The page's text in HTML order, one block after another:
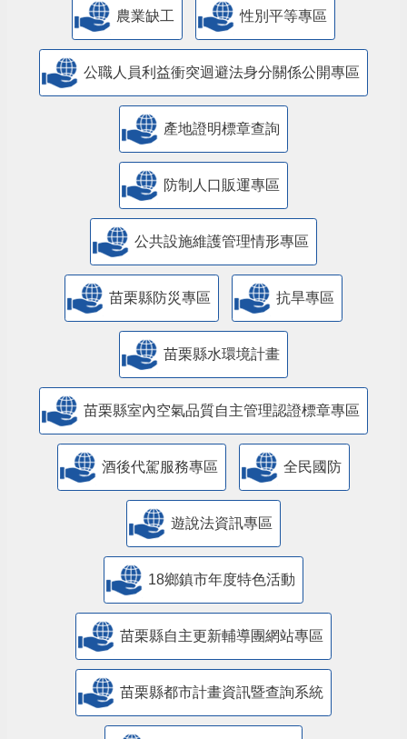
農業缺工 性別平等專區
公職人員利益衝突迴避法身分關係公開專區
產地證明標章查詢
防制人口販運專區
​公共設施維護管理情形專區
苗栗縣防災專區 抗旱專區
苗栗縣水環境計畫
苗栗縣室內空氣品質自主管理認證標章專區
酒後代駕服務專區 全民國防
遊說法資訊專區
18鄉鎮市年度特色活動
苗栗縣自主更新輔導團網站專區
苗栗縣都市計畫資訊暨查詢系統